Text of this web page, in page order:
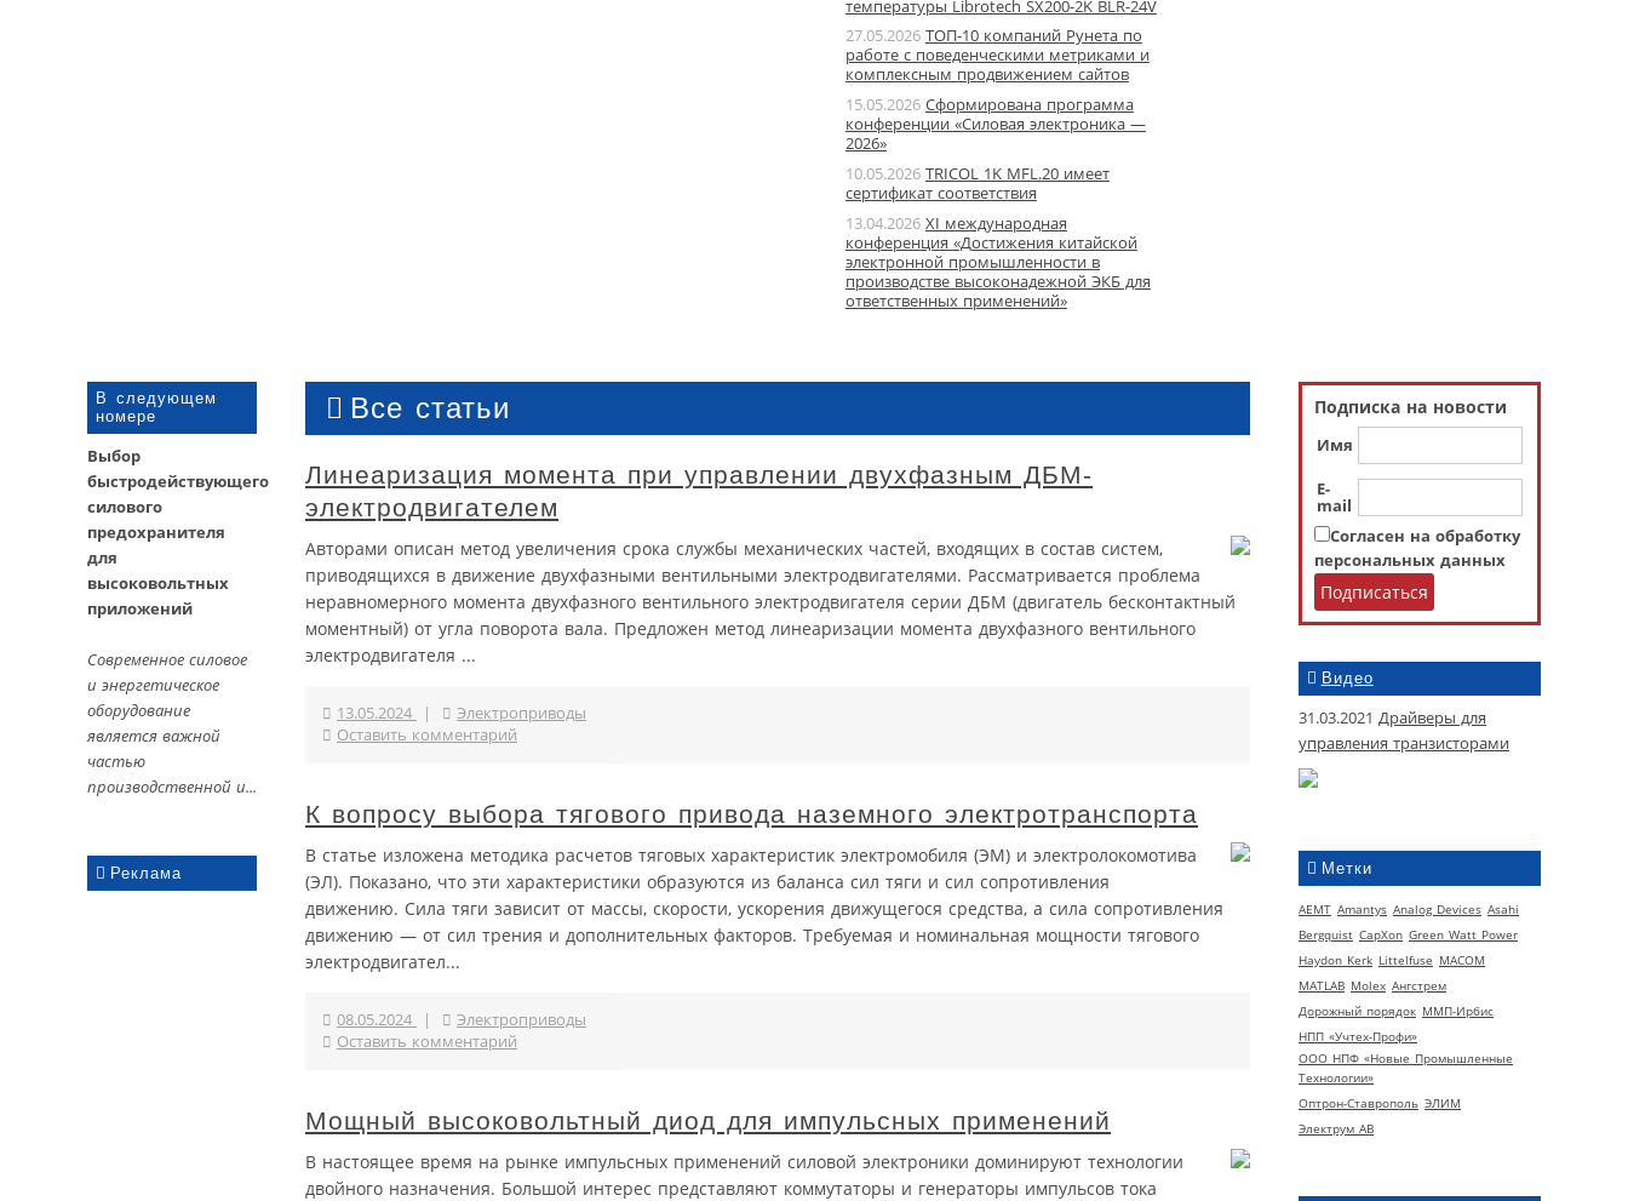
температуры Librotech SX200-2K BLR-24V
27.05.2026 ТОП-10 компаний Рунета по
работе с поведенческими метриками и
комплексным продвижением сайтов
15.05.2026 Сформирована программа
конференции «Силовая электроника —
2026»
10.05.2026 TRICOL 1K MFL.20 имеет
сертификат соответствия
13.04.2026 XI международная
конференция «Достижения китайской
электронной промышленности в
производстве высоконадежной ЭКБ для
ответственных применений»
В следующем
номере
Выбор
быстродействующего
силового
предохранителя
для
высоковольтных
приложений
Современное силовое
и энергетическое
оборудование
является важной
частью
производственной и...
Реклама
Подписка на новости
Имя
E-
mail
Согласен на обработку
персональных данных
Видео
31.03.2021 Драйверы для
управления транзисторами
Метки
AEMT Amantys Analog Devices Asahi
Bergquist CapXon Green Watt Power
Haydon Kerk Littelfuse MACOM
MATLAB Molex Ангстрем
Дорожный порядок ММП-Ирбис
НПП «Учтех-Профи»
ООО НПФ «Новые Промышленные
Технологии»
Оптрон-Ставрополь ЭЛИМ
Электрум АВ
Все статьи
Линеаризация момента при управлении двухфазным ДБМ-
электродвигателем
Авторами описан метод увеличения срока службы механических частей, входящих в состав систем,
приводящихся в движение двухфазными вентильными электродвигателями. Рассматривается проблема
неравномерного момента двухфазного вентильного электродвигателя серии ДБМ (двигатель бесконтактный
моментный) от угла поворота вала. Предложен метод линеаризации момента двухфазного вентильного
электродвигателя ...
13.05.2024 |
Электроприводы
Оставить комментарий
К вопросу выбора тягового привода наземного электротранспорта
В статье изложена методика расчетов тяговых характеристик электромобиля (ЭМ) и электролокомотива
(ЭЛ). Показано, что эти характеристики образуются из баланса сил тяги и сил сопротивления
движению. Сила тяги зависит от массы, скорости, ускорения движущегося средства, а сила сопротивления
движению — от сил трения и дополнительных факторов. Требуемая и номинальная мощности тягового
электродвигател...
08.05.2024 |
Электроприводы
Оставить комментарий
Мощный высоковольтный диод для импульсных применений
В настоящее время на рынке импульсных применений силовой электроники доминируют технологии
двойного назначения. Большой интерес представляют коммутаторы и генераторы импульсов тока